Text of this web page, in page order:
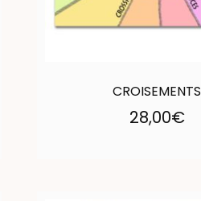
CROISEMENTS
28,00€